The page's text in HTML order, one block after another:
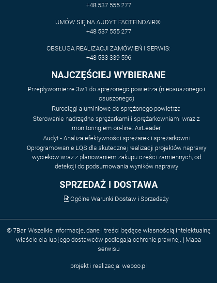
+48 537 555 277
UMÓW SIĘ NA AUDYT FACTFINDAIR®:
+48 537 555 277
OBSŁUGA REALIZACJI ZAMÓWIEŃ I SERWIS:
+48 533 339 596
NAJCZĘŚCIEJ WYBIERANE
Przepływomierze 3w1 do sprężonego powietrza (nieosuszonego i
osuszonego)
Rurociągi aluminiowe do sprężonego powietrza
Sterowanie nadrzędne sprężarkami i sprężarkowniami wraz z
monitoringiem on-line: AirLeader
Audyt - Analiza efektywności sprężarek i sprężarkowni
Oprogramowanie LQS dla skutecznej realizacji projektów naprawy
wycieków wraz z planowaniem zakupu części zamiennych, od
detekcji do podsumowania wyników naprawy
SPRZEDAŻ I DOSTAWA
Ogólne Warunki Dostaw i Sprzedaży
© 7Bar. Wszelkie informacje, dane i treści będące własnością intelektualną
właściciela lub jego dostawców podlegają ochronie prawnej. | Mapa
serwisu
projekt i realizacja: weboo.pl